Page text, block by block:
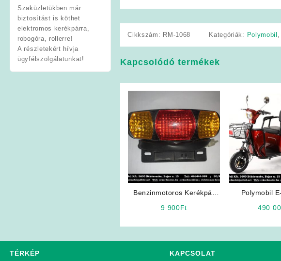
Szaküzletükben már
biztosítást is köthet
elektromos kerékpárra,
robogóra, rollerre!
A részletekért hívja
ügyfélszolgálatunkat!
Cikkszám: RM-1068 Kategóriák: Polymobil
Kapcsolódó termékek
Benzinmotoros Kerékpár
9 900Ft
Polymobil
490
TÉRKÉP KAPCSOLAT